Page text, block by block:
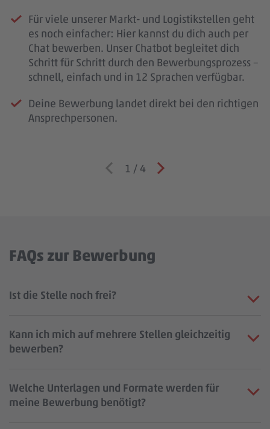
Für viele unserer Markt- und Logistikstellen geht
es noch einfacher: Hier kannst du dich auch per
Chat bewerben. Unser Chatbot begleitet dich
Schritt für Schritt durch den Bewerbungsprozess –
schnell, einfach und in 12 Sprachen verfügbar.
Deine Bewerbung landet direkt bei den richtigen
Ansprechpersonen.
1 / 4
FAQs zur Bewerbung
Ist die Stelle noch frei?
Kann ich mich auf mehrere Stellen gleichzeitig
bewerben?
Welche Unterlagen und Formate werden für
meine Bewerbung benötigt?